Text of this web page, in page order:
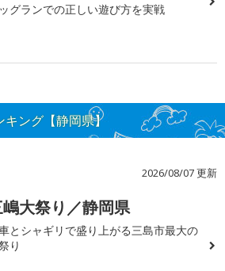
グランでの正しい遊び方を実戦
ング【静岡県】
2026/08/07 更新
大祭り／静岡県
とシャギリで盛り上がる三島市最大の
り